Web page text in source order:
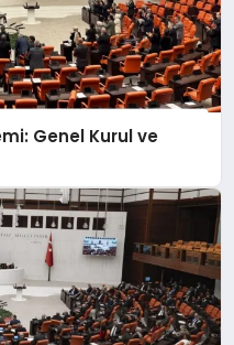
Genel Kurul ve